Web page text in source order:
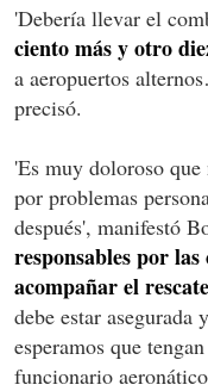
'Debería llevar el
ciento más y otro
a aeropuertos
precisó.
'Es muy doloroso
por problemas
después', manifestó
responsables por
acompañar el
debe estar asegurada
esperamos que
funcionario